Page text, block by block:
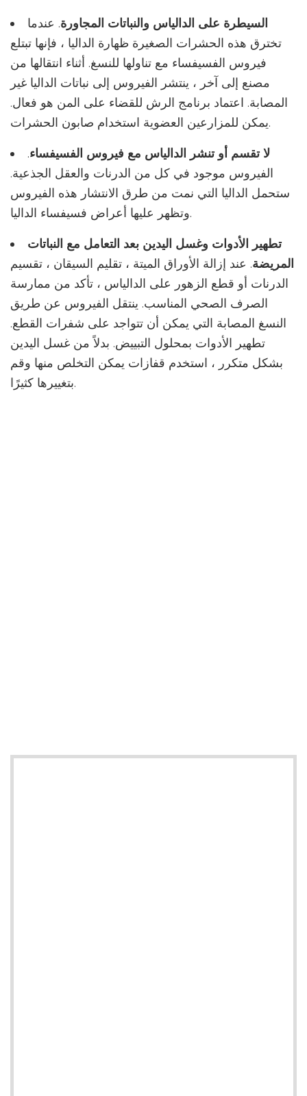
السيطرة على الدالياس والنباتات المجاورة. عندما
تخترق هذه الحشرات الصغيرة ظهارة الداليا ، فإنها تبتلع
فيروس الفسيفساء مع تناولها للنسغ. أثناء انتقالها من
مصنع إلى آخر ، ينتشر الفيروس إلى نباتات الداليا غير
المصابة. اعتماد برنامج الرش للقضاء على المن هو فعال.
يمكن للمزارعين العضوية استخدام صابون الحشرات.
لا تقسم أو تنشر الدالياس مع فيروس الفسيفساء.
الفيروس موجود في كل من الدرنات والعقل الجذعية.
ستحمل الداليا التي نمت من طرق الانتشار هذه الفيروس
وتظهر عليها أعراض فسيفساء الداليا.
تطهير الأدوات وغسل اليدين بعد التعامل مع النباتات
المريضة. عند إزالة الأوراق الميتة ، تقليم السيقان ، تقسيم
الدرنات أو قطع الزهور على الدالياس ، تأكد من ممارسة
الصرف الصحي المناسب. ينتقل الفيروس عن طريق
النسغ المصابة التي يمكن أن تتواجد على شفرات القطع.
تطهير الأدوات بمحلول التبييض. بدلاً من غسل اليدين
بشكل متكرر ، استخدم قفازات يمكن التخلص منها وقم
بتغييرها كثيرًا.